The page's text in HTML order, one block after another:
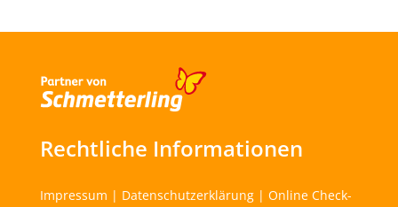
Rechtliche Informationen
Impressum | Datenschutzerklärung| Online Check-